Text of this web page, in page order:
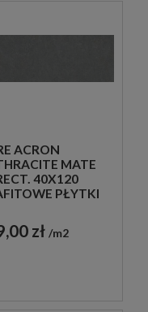
ACRON
MATE
40X120
PŁYTKI
zł m2